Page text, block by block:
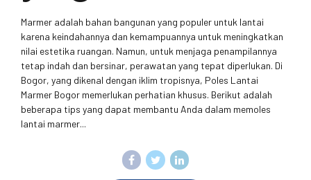
Marmer adalah bahan bangunan yang populer untuk lantai
karena keindahannya dan kemampuannya untuk meningkatkan
nilai estetika ruangan. Namun, untuk menjaga penampilannya
tetap indah dan bersinar, perawatan yang tepat diperlukan. Di
Bogor, yang dikenal dengan iklim tropisnya, Poles Lantai
Marmer Bogor memerlukan perhatian khusus. Berikut adalah
beberapa tips yang dapat membantu Anda dalam memoles
lantai marmer...